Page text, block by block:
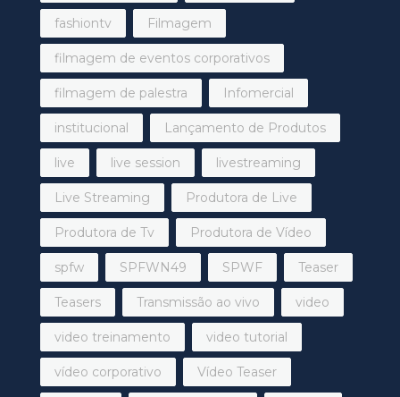
fashiontv Filmagem
filmagem de eventos corporativos
filmagem de palestra Infomercial
institucional Lançamento de Produtos
live live session livestreaming
Live Streaming Produtora de Live
Produtora de Tv Produtora de Vídeo
spfw SPFWN49 SPWF Teaser
Teasers Transmissão ao vivo video
video treinamento video tutorial
vídeo corporativo Vídeo Teaser